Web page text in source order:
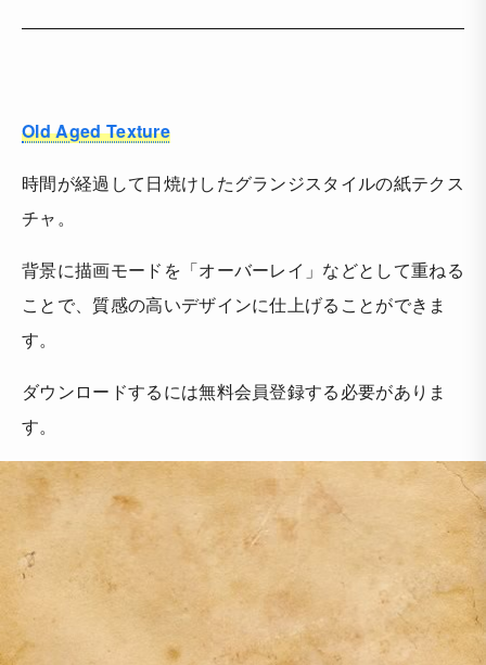
Old Aged Texture
時間が経過して日焼けしたグランジスタイルの紙テクス
チャ。
背景に描画モードを「オーバーレイ」などとして重ねる
ことで、質感の高いデザインに仕上げることができま
す。
ダウンロードするには無料会員登録する必要がありま
す。